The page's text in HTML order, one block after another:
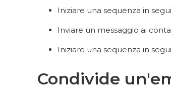
Iniziare una sequenza in
Inviare un messaggio ai
Iniziare una sequenza in
Condivide